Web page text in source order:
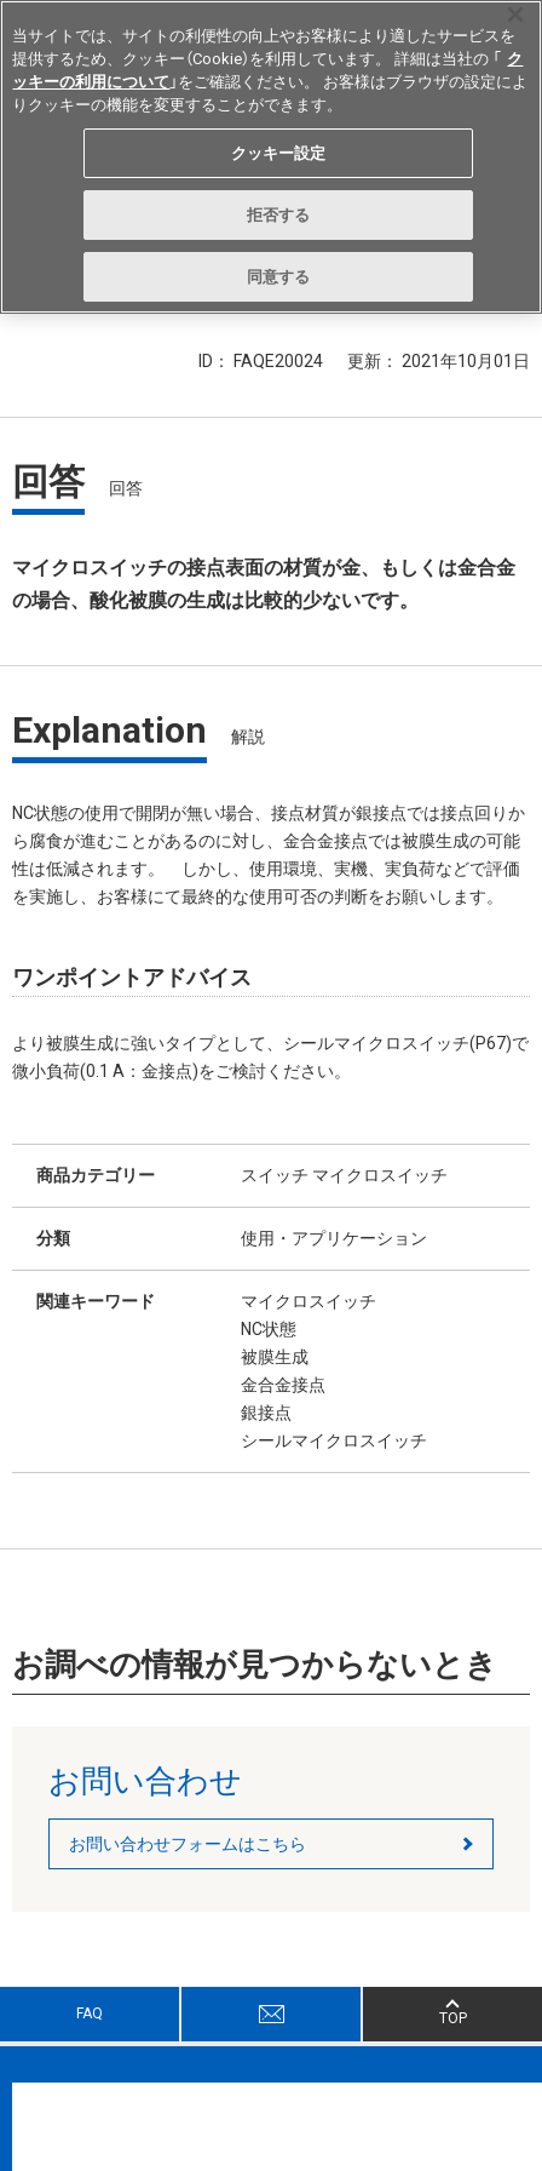
Japan
マイクロスイッチで、NC状態の場
合も接点表面に被膜は生成されます
ID： FAQE20024 更新： 2021年10月01日
回答 回答
マイクロスイッチの接点表面の材質が金、もしくは金合金
の場合、酸化被膜の生成は比較的少ないです。
Explanation 解説
NC状態の使用で開閉が無い場合、接点材質が銀接点では接点回りか
ら腐食が進むことがあるのに対し、金合金接点では被膜生成の可能
性は低減されます。 しかし、使用環境、実機、実負荷などで評価
を実施し、お客様にて最終的な使用可否の判断をお願いします。
ワンポイントアドバイス
より被膜生成に強いタイプとして、シールマイクロスイッチ(P67)で
微小負荷(0.1 A：金接点)をご検討ください。
商品カテゴリー スイッチ マイクロスイッチ
分類 使用・アプリケーション
関連キーワード
マイクロスイッチ
NC状態
被膜生成
金合金接点
銀接点
シールマイクロスイッチ
お調べの情報が見つからないとき
お問い合わせ
お問い合わせフォームはこちら
FAQ TOP
当サイトでは、サイトの利便性の向上やお客様により適したサービスを
提供するため、クッキー（Cookie）を利用しています。 詳細は当社の 「 ク
ッキーの利用について 」をご確認ください。 お客様はブラウザの設定によ
りクッキーの機能を変更することができます。
クッキー設定
拒否する
同意する